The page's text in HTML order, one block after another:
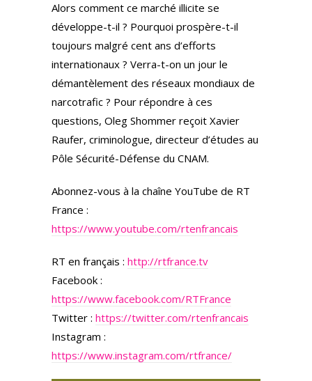
Alors comment ce marché illicite se
développe-t-il ? Pourquoi prospère-t-il
toujours malgré cent ans d’efforts
internationaux ? Verra-t-on un jour le
démantèlement des réseaux mondiaux de
narcotrafic ? Pour répondre à ces
questions, Oleg Shommer reçoit Xavier
Raufer, criminologue, directeur d’études au
Pôle Sécurité-Défense du CNAM.
Abonnez-vous à la chaîne YouTube de RT
France :
https://www.youtube.com/rtenfrancais
RT en français : http://rtfrance.tv
Facebook :
https://www.facebook.com/RTFrance
Twitter : https://twitter.com/rtenfrancais
Instagram :
https://www.instagram.com/rtfrance/